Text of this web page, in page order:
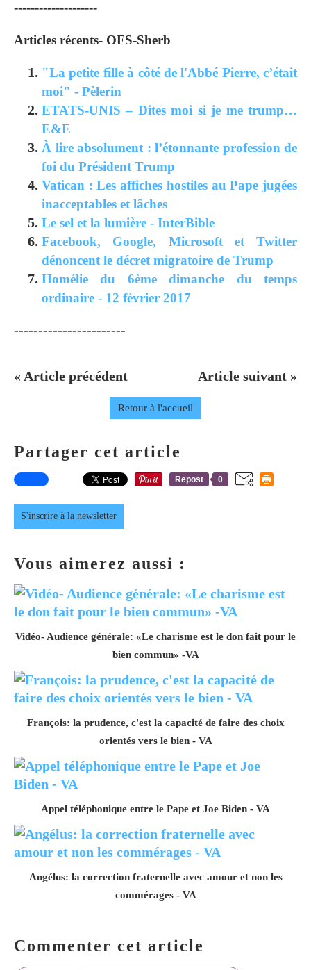
--------------------
Articles récents- OFS-Sherb
"La petite fille à côté de l'Abbé Pierre, c’était
moi" - Pèlerin
ETATS-UNIS – Dites moi si je me trump…
E&E
À lire absolument : l’étonnante profession de
foi du Président Trump
Vatican : Les affiches hostiles au Pape jugées
inacceptables et lâches
Le sel et la lumière - InterBible
Facebook, Google, Microsoft et Twitter
dénoncent le décret migratoire de Trump
Homélie du 6ème dimanche du temps
ordinaire - 12 février 2017
-----------------------
« Article précédent Article suivant »
Retour à l'accueil
Partager cet article
Repost 0
S'inscrire à la newsletter
Vous aimerez aussi :
Vidéo- Audience générale: «Le charisme est le don fait pour le
bien commun» -VA
François: la prudence, c'est la capacité de faire des choix
orientés vers le bien - VA
Appel téléphonique entre le Pape et Joe Biden - VA
Angélus: la correction fraternelle avec amour et non les
commérages - VA
Commenter cet article